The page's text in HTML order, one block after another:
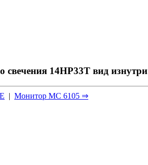
14HP33T вид изнутри
| Монитор МС 6105 ⇒